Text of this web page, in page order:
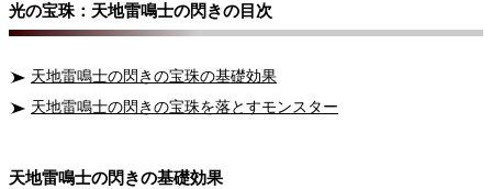
光の宝珠：天地雷鳴士の閃きの目次
天地雷鳴士の閃きの宝珠の基礎効果
天地雷鳴士の閃きの宝珠を落とすモンスター
天地雷鳴士の閃きの基礎効果